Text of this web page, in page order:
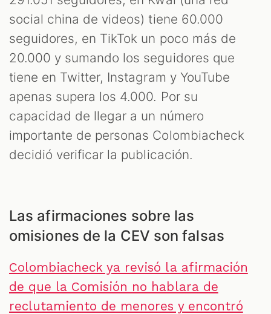
social china de videos) tiene 60.000
seguidores, en TikTok un poco más de
20.000 y sumando los seguidores que
tiene en Twitter, Instagram y YouTube
apenas supera los 4.000. Por su
capacidad de llegar a un número
importante de personas Colombiacheck
decidió verificar la publicación.
Las afirmaciones sobre las
omisiones de la CEV son falsas
Colombiacheck ya revisó la afirmación
de que la Comisión no hablara de
reclutamiento de menores y encontró